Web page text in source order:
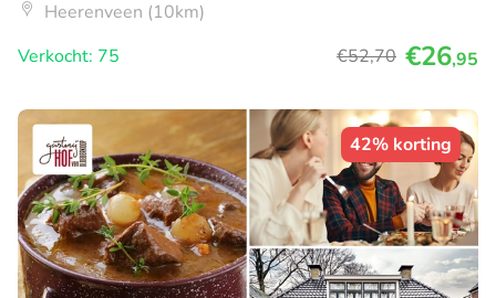
Heerenveen (10km)
Verkocht: 75
€52,70 €26,95
42% korting